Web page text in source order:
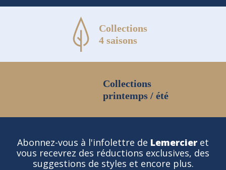
Collections
4 saisons
Collections
printemps / été
Abonnez-vous à l'infolettre de Lemercier et
vous recevrez des réductions exclusives, des
suggestions de styles et encore plus.